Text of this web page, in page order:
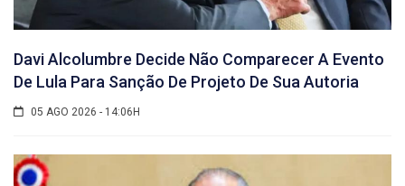
Davi Alcolumbre Decide Não Comparecer A Evento
De Lula Para Sanção De Projeto De Sua Autoria
05 AGO 2026 - 14:06H